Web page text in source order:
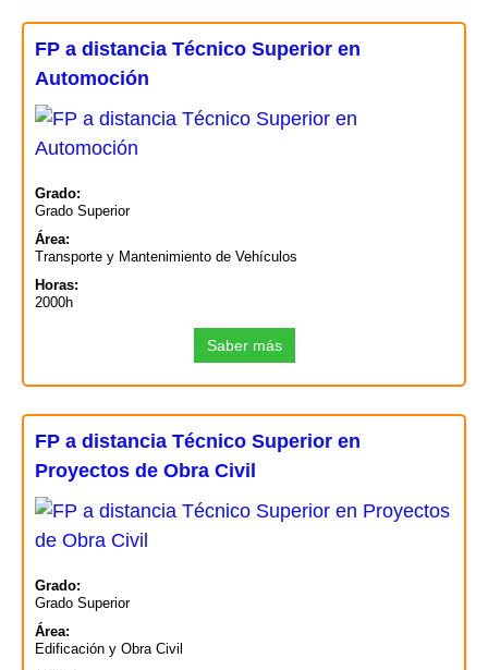
FP a distancia Técnico Superior en
Automoción
Grado:
Grado Superior
Área:
Transporte y Mantenimiento de Vehículos
Horas:
2000h
Saber más
FP a distancia Técnico Superior en
Proyectos de Obra Civil
Grado:
Grado Superior
Área:
Edificación y Obra Civil